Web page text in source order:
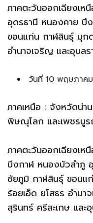
ภาคตะวันออกเฉียงเ
อุดรธานี หนองคาย
ขอนแก่น กาฬสินธุ์ มุก
อำนาจเจริญ และอุบลร
วันที่ 10 พฤษภาค
ภาคเหนือ : จังหวัดน่
พิษณุโลก และเพชรบู
ภาคตะวันออกเฉียงเ
บึงกาฬ หนองบัวลำภู
ชัยภูมิ กาฬสินธุ์ ขอนแ
ร้อยเอ็ด ยโสธร อำน
สุรินทร์ ศรีสะเกษ และ